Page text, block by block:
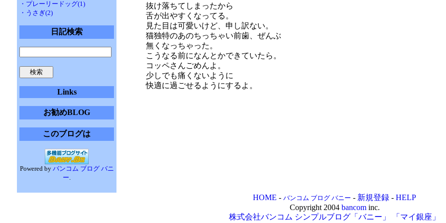
・プレーリードッグ(1)
・うさぎ(2)
日記検索
Links
お勧めBLOG
このブログは
Powered by バンコム ブログ バニ
ー.
抜け落ちてしまったから
舌が出やすくなってる。
見た目は可愛いけど、申し訳ない。
猫独特のあのちっちゃい前歯、ぜんぶ
無くなっちゃった。
こうなる前になんとかできていたら。
コッペさんごめんよ。
少しでも痛くないように
快適に過ごせるようにするよ。
HOME - バンコム ブログ バニー - 新規登録 - HELP
Copyright 2004 bancominc.
株式会社バンコム シンプルブログ「バニー」 「マイ銀座」